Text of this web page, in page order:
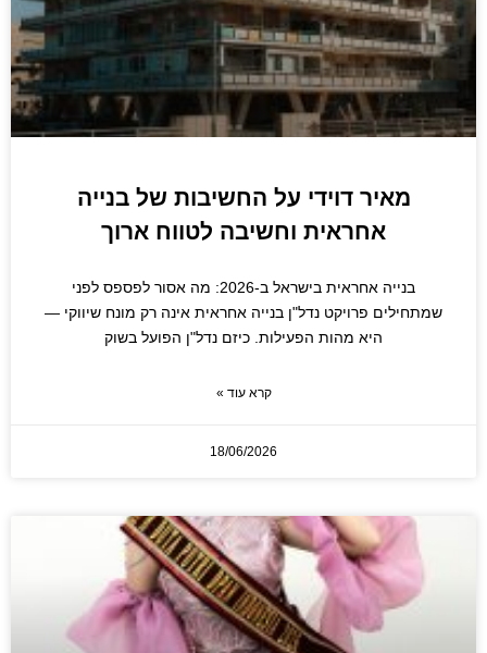
מאיר דוידי על החשיבות של בנייה
אחראית וחשיבה לטווח ארוך
בנייה אחראית בישראל ב-2026: מה אסור לפספס לפני
שמתחילים פרויקט נדל"ן בנייה אחראית אינה רק מונח שיווקי —
היא מהות הפעילות. כיזם נדל"ן הפועל בשוק
קרא עוד »
18/06/2026